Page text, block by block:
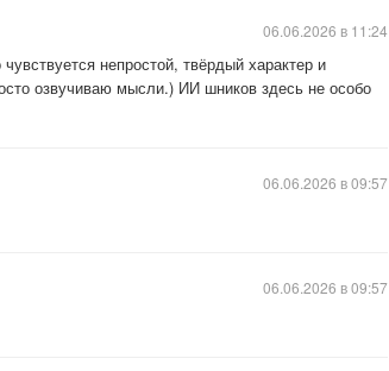
непростой, твёрдый характер и
озвучиваю мысли.) ИИ шников здесь не особо
06.06.2026 в 11:24
06.06.2026 в 09:57
06.06.2026 в 09:57